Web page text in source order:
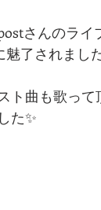
さんのラ
魅了されまし
ト曲も歌っ
た✨